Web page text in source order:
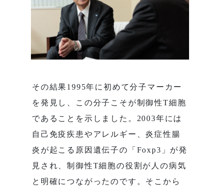
その結果1995年に初めて分子マーカー
を発見し、この分子こそが制御性T細胞
であることを示しました。2003年には
自己免疫疾患やアレルギー、炎症性腸
炎が起こる原因遺伝子の「Foxp3」が発
見され、制御性T細胞の役割が人の病気
と明確につながったのです。そこから